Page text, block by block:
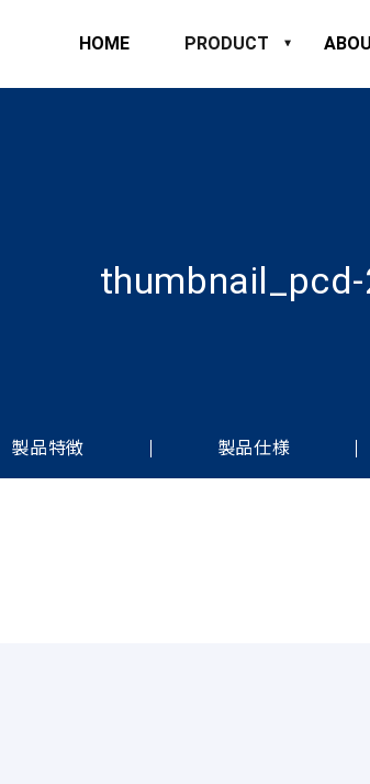
HOME PRODUCT
製品特徴 製品仕様